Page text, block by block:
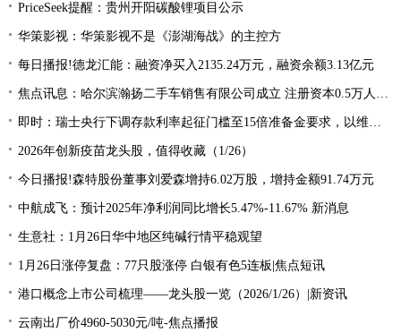
PriceSeek提醒：贵州开阳碳酸锂项目公示
华策影视：华策影视不是《澎湖海战》的主控方
每日播报!德龙汇能：融资净买入2135.24万元，融资余额3.13亿元
焦点讯息：哈尔滨瀚扬二手车销售有限公司成立 注册资本0.5万人民币
即时：瑞士央行下调存款利率起征门槛至15倍准备金要求，以维持货币市场活跃度
2026年创新疫苗龙头股，值得收藏（1/26）
今日播报!森特股份董事刘爱森增持6.02万股，增持金额91.74万元
中航成飞：预计2025年净利润同比增长5.47%-11.67% 新消息
生意社：1月26日华中地区纯碱行情平稳观望
1月26日涨停复盘：77只股涨停 白银有色5连板|焦点短讯
港口概念上市公司梳理——龙头股一览（2026/1/26）|新资讯
云南出厂价4960-5030元/吨-焦点播报